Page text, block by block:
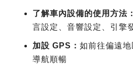
了解車內設備的使用方法：
言設定、音響設定、引擎
加設 GPS： 如前往偏遠
導航順暢